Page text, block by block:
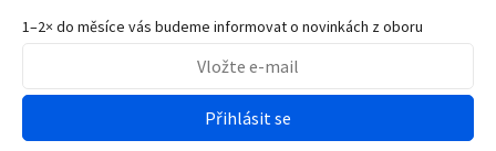
1–2× do měsíce vás budeme informovat o novinkách z oboru
Přihlásit se